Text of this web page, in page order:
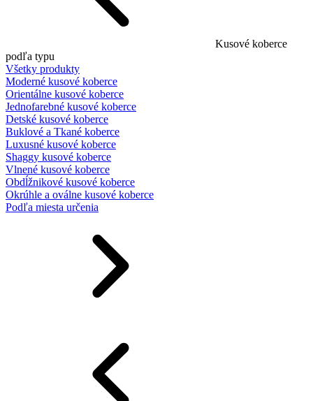
Kusové koberce
podľa typu
Všetky produkty
Moderné kusové koberce
Orientálne kusové koberce
Jednofarebné kusové koberce
Detské kusové koberce
Buklové a Tkané koberce
Luxusné kusové koberce
Shaggy kusové koberce
Vlnené kusové koberce
Obdĺžnikové kusové koberce
Okrúhle a oválne kusové koberce
Podľa miesta určenia